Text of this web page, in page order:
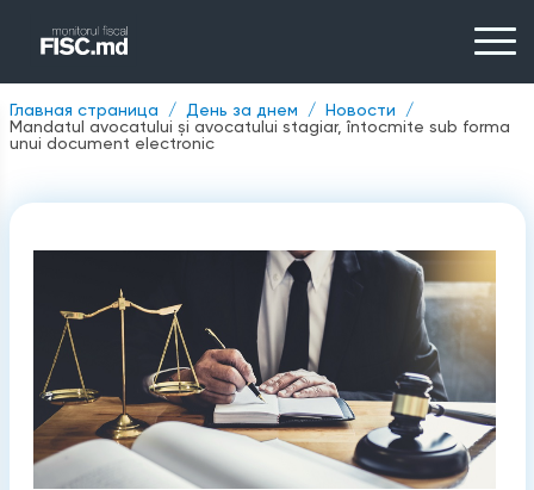
Главная страница День за днем
Новости
Mandatul avocatului și avocatului stagiar, întocmite sub forma
unui document electronic